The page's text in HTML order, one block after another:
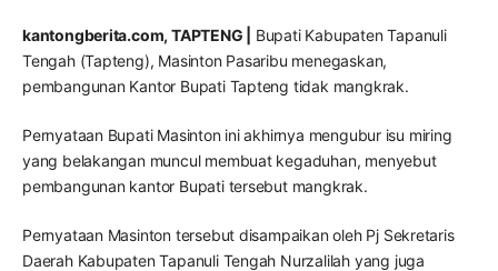
kantongberita.com, TAPTENG |
Bupati Kabupaten Tapanuli
Tengah (Tapteng), Masinton Pasaribu menegaskan,
pembangunan Kantor Bupati Tapteng tidak mangkrak.
Pernyataan Bupati Masinton ini akhirnya mengubur isu miring
yang belakangan muncul membuat kegaduhan, menyebut
pembangunan kantor Bupati tersebut mangkrak.
Pernyataan Masinton tersebut disampaikan oleh Pj Sekretaris
Daerah Kabupaten Tapanuli Tengah Nurzalilah yang juga